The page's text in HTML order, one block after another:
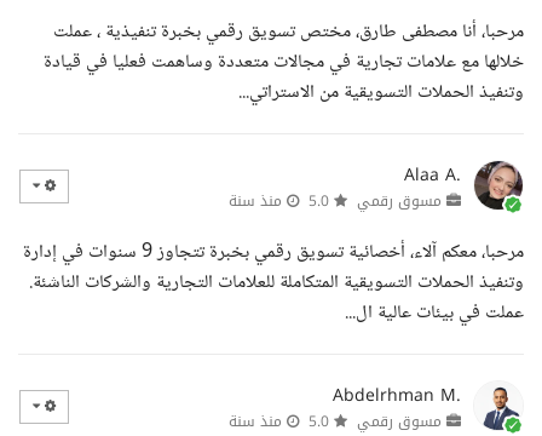
مرحبا، أنا مصطفى طارق، مختص تسويق رقمي بخبرة تنفيذية ، عملت
خلالها مع علامات تجارية في مجالات متعددة وساهمت فعليا في قيادة
وتنفيذ الحملات التسويقية من الاستراتي...
Alaa A.
مسوق رقمي منذ سنة
مرحبا، معكم آلاء، أخصائية تسويق رقمي بخبرة تتجاوز 9 سنوات في إدارة
وتنفيذ الحملات التسويقية المتكاملة للعلامات التجارية والشركات الناشئة.
عملت في بيئات عالية ال...
Abdelrhman M.
مسوق رقمي منذ سنة